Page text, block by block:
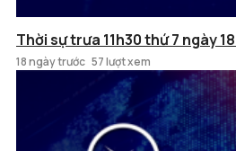
Thời sự trưa 11h30 thứ 7 ngày
18 ngày trước 57 lượt xem